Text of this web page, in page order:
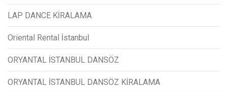
LAP DANCE KİRALAMA
Oriental Rental İstanbul
ORYANTAL İSTANBUL DANSÖZ
ORYANTAL İSTANBUL DANSÖZ KİRALAMA